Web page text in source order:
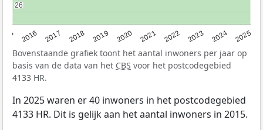
2016 2017 2018 2019 2020 2021 2022 2023 2024 2025
26
26
Bovenstaande grafiek toont het aantal inwoners per jaar op
basis van de data van het CBS voor het postcodegebied
4133 HR.
In 2025 waren er 40 inwoners in het postcodegebied
4133 HR. Dit is gelijk aan het aantal inwoners in 2015.